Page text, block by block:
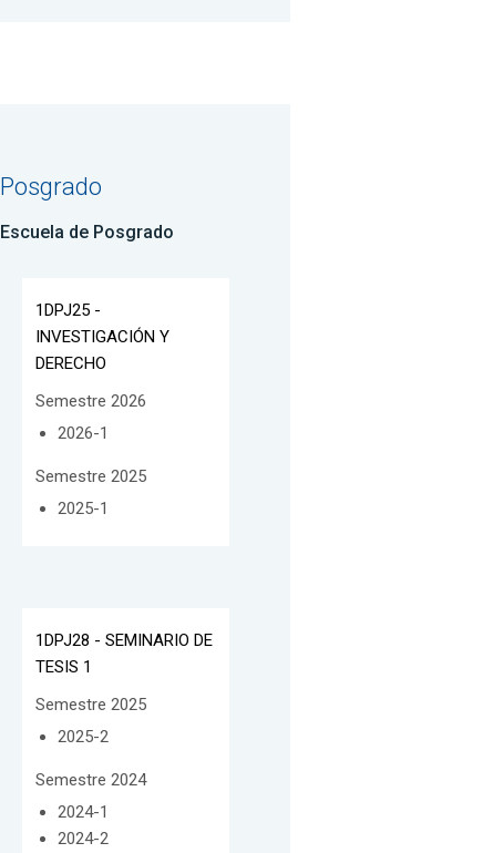
Posgrado
Escuela de Posgrado
1DPJ25 -
INVESTIGACIÓN Y
DERECHO
Semestre 2026
2026-1
Semestre 2025
2025-1
1DPJ28 - SEMINARIO DE
TESIS 1
Semestre 2025
2025-2
Semestre 2024
2024-1
2024-2